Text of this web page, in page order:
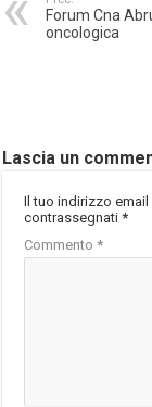
Forum Cna
oncologica
Lascia un
Il tuo indirizzo
contrassegnati*
Commento*